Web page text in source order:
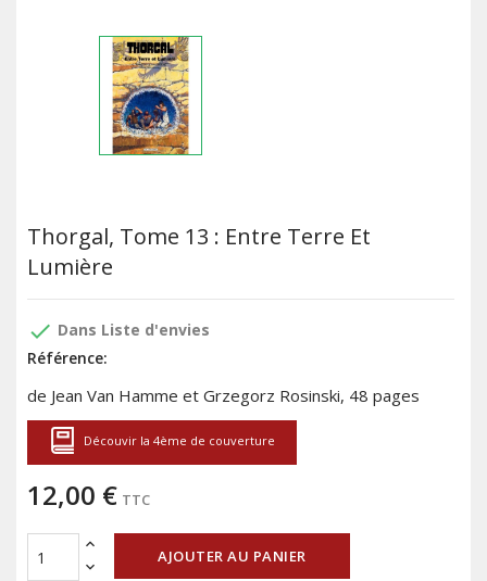
Thorgal, Tome 13 : Entre Terre Et
Lumière
done Dans Liste d'envies
Référence:
de Jean Van Hamme et Grzegorz Rosinski, 48 pages
Découvir la 4ème de couverture
12,00 € TTC
AJOUTER AU PANIER